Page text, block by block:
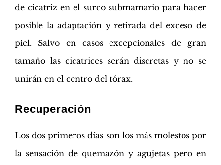
de cicatriz en el surco submamario para hacer
posible la adaptación y retirada del exceso de
piel. Salvo en casos excepcionales de gran
tamaño las cicatrices serán discretas y no se
unirán en el centro del tórax.
Recuperación
Los dos primeros días son los más molestos por
la sensación de quemazón y agujetas pero en